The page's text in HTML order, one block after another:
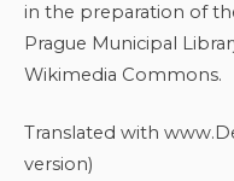
in the preparation of
Prague Municipal
Wikimedia Commons.
Translated with
version)